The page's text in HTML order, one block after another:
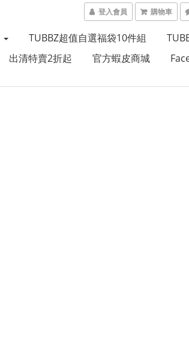
登入會員 購物車
TUBBZ超值自選福袋10件組
出清特賣2折起 官方蝦皮商城